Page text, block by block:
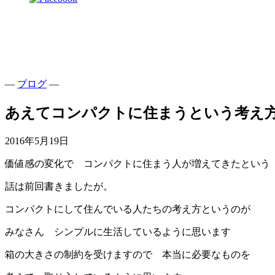
— ブログ —
あえてコンパクトに住まうという考え
2016年5月19日
価値感の変化で コンパクトに住まう人が増えてきたという
話は前回書きましたが。
コンパクトにして住んでいる人たちの考え方というのが
みなさん シンプルに生活しているように思います
箱の大きさの制約を受けますので 本当に必要なものを